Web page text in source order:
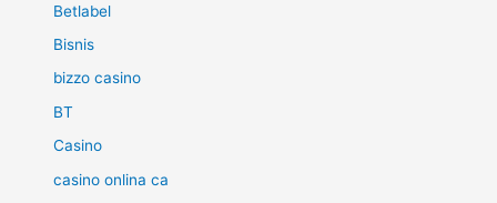
Betlabel
Bisnis
bizzo casino
BT
Casino
casino onlina ca